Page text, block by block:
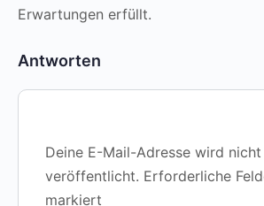
Erwartungen erfüllt.
Antworten
Deine E-Mail-Adresse wird nicht
veröffentlicht. Erforderliche
markiert